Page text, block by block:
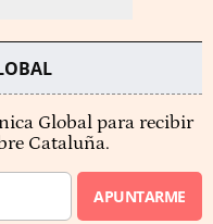
Global para recibir
Cataluña.
APUNTARME